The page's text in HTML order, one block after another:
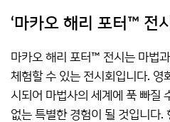
‘마카오 해리 포터™ 전
마카오 해리 포터™ 전시는 마법
체험할 수 있는 전시회입니다. 영
시되어 마법사의 세계에 푹 빠질
없는 특별한 경험이 될 것입니다.